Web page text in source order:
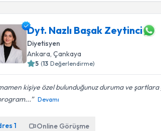
Dyt. Nazlı Başak Zeytinci
Diyetisyen
Ankara ,Çankaya
5 (13 Değerlendirme)
kişiye özel bulunduğunuz duruma ve
Devamı
1 Online Görüşme